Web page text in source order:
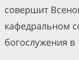
совершит
кафедральном
богослужения в